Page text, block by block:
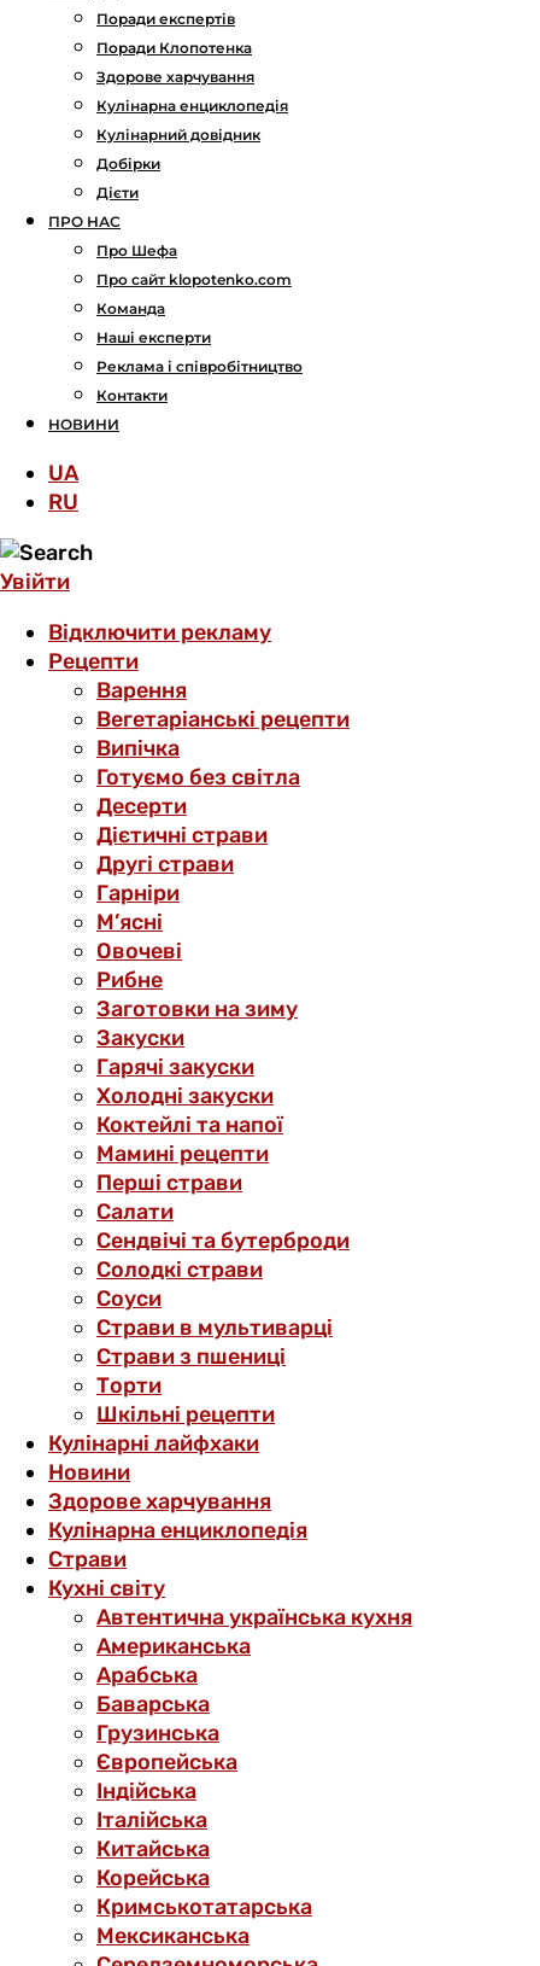
Поради експертів
Поради Клопотенка
Здорове харчування
Кулінарна енциклопедія
Кулінарний довідник
Добірки
Дієти
ПРО НАС
Про Шефа
Про сайт klopotenko.com
Команда
Наші експерти
Реклама і співробітництво
Контакти
НОВИНИ
UA
RU
Увійти
Відключити рекламу
Рецепти
Варення
Вегетаріанські рецепти
Випічка
Готуємо без світла
Десерти
Дієтичні страви
Другі страви
Гарніри
М’ясні
Овочеві
Рибне
Заготовки на зиму
Закуски
Гарячі закуски
Холодні закуски
Коктейлі та напої
Мамині рецепти
Перші страви
Салати
Сендвічі та бутерброди
Солодкі страви
Соуси
Страви в мультиварці
Страви з пшениці
Торти
Шкільні рецепти
Кулінарні лайфхаки
Новини
Здорове харчування
Кулінарна енциклопедія
Страви
Кухні світу
Автентична українська кухня
Американська
Арабська
Баварська
Грузинська
Європейська
Індійська
Італійська
Китайська
Корейська
Кримськотатарська
Мексиканська